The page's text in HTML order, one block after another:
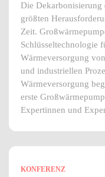
Die Dekarbonisierung
größten
Zeit.
Schlüsseltechnologie
Wärmeversorgung
und industriellen
Wärmeversorgung
erste
Expertinnen und
KONFERENZ